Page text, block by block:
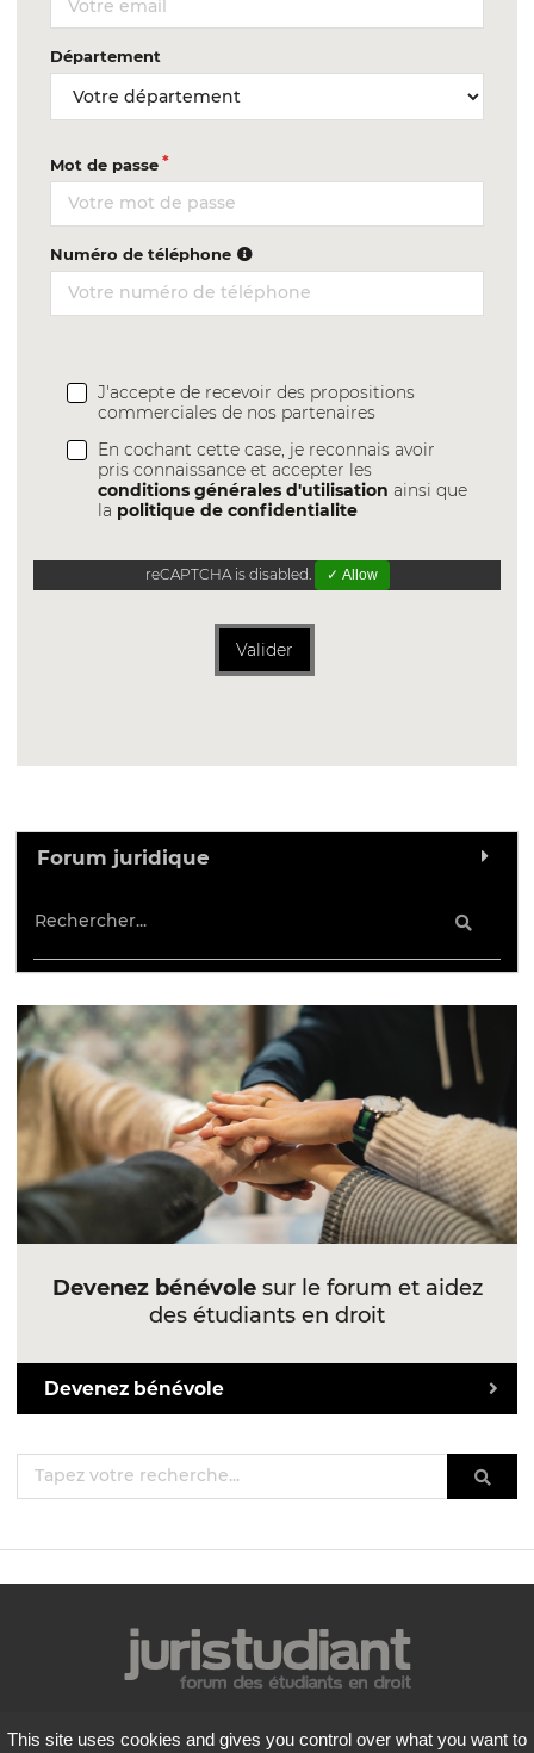
Département
Mot de passe
Numéro de téléphone
J'accepte de recevoir des propositions
commerciales de nos partenaires
En cochant cette case, je reconnais avoir
pris connaissance et accepter les
conditions générales d'utilisation ainsi que
la politique de confidentialite
reCAPTCHA is disabled. ✓ Allow
Valider
Forum juridique
Devenez bénévolesur le forum et aidez
des étudiants en droit
Devenez bénévole
Mentions légales
This site uses cookies and gives you control over what you want to